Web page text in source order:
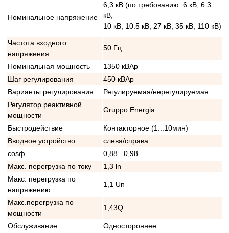
Номинальное напряжение
6,3 кВ (по требованию: 6 кВ, 6.3
кВ,
10 кВ, 10.5 кВ, 27 кВ, 35 кВ, 110 кВ)
Частота входного
напряжения
50 Гц
Номинальная мощность
1350 кВАр
Шаг регулирования
450 кВАр
Варианты регулирования
Регулируемая/нерегулируемая
Регулятор реактивной
мощности
Gruppo Energia
Быстродействие
Контакторное (1...10мин)
Вводное устройство
слева/справа
cosф
0,88...0,98
Макс. перегрузка по току
1,3 ln
Макс. перегрузка по
напряжению
1,1 Un
Макс.перегрузка по
мощности
1,43Q
Обслуживание
Одностороннее